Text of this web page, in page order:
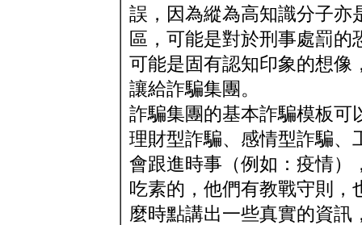
誤，因為縱為高知識分子亦
區，可能是對於刑事處罰
可能是固有認知印象的想像
讓給詐騙集團。
詐騙集團的基本詐騙模板可
理財型詐騙、感情型詐騙、
會跟進時事（例如：疫情）
吃素的，他們有教戰守則，
麼時點講出一些真實的資訊